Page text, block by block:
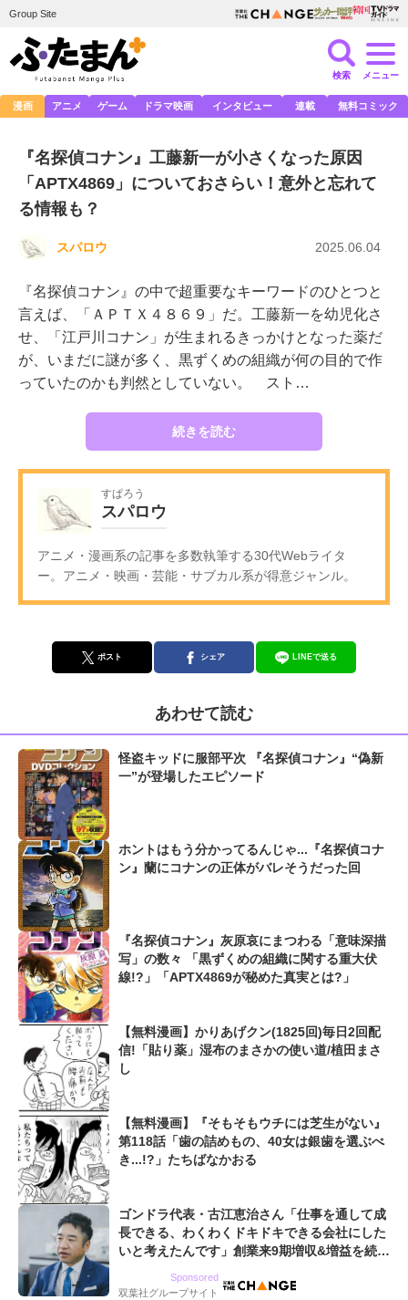
Group Site
検索 メニュー
漫画 アニメ ゲーム ドラマ映画 インタビュー 連載 無料コミック
『名探偵コナン』工藤新一が小さくなった原因
「APTX4869」についておさらい！意外と忘れて
る情報も？
スパロウ 2025.06.04
『名探偵コナン』の中で超重要なキーワードのひとつと
言えば、「ＡＰＴＸ４８６９」だ。工藤新一を幼児化さ
せ、「江戸川コナン」が生まれるきっかけとなった薬だ
が、いまだに謎が多く、黒ずくめの組織が何の目的で作
っていたのかも判然としていない。 スト…
続きを読む
すぱろう
スパロウ
アニメ・漫画系の記事を多数執筆する30代Webライタ
ー。アニメ・映画・芸能・サブカル系が得意ジャンル。
ポスト シェア LINEで送る
あわせて読む
怪盗キッドに服部平次 『名探偵コナン』“偽新
一”が登場したエピソード
ホントはもう分かってるんじゃ...『名探偵コナ
ン』蘭にコナンの正体がバレそうだった回
『名探偵コナン』灰原哀にまつわる「意味深描
写」の数々 「黒ずくめの組織に関する重大伏
線!?」「APTX4869が秘めた真実とは?」
【無料漫画】かりあげクン(1825回)毎日2回配
信!「貼り薬」湿布のまさかの使い道/植田まさ
し
【無料漫画】『そもそもウチには芝生がない』
第118話「歯の詰めもの、40女は銀歯を選ぶべ
き...!?」たちばなかおる
ゴンドラ代表・古江恵治さん「仕事を通して成
長できる、わくわくドキドキできる会社にした
いと考えたんです」創業来9期増収&増益を続け
Sponsored
双葉社グループサイト